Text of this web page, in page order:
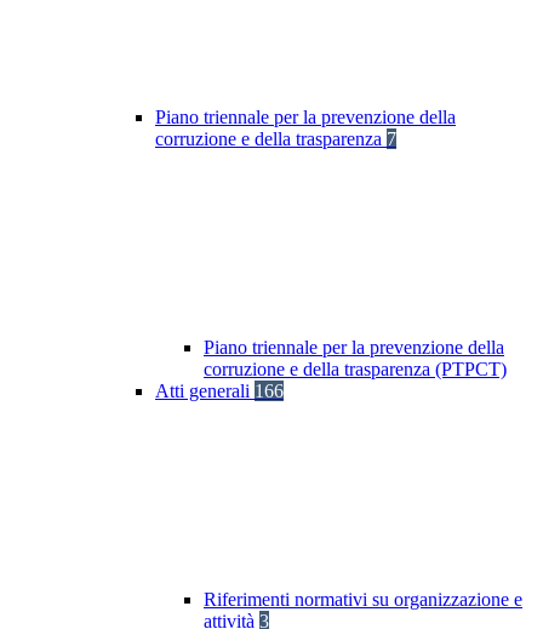
Piano triennale per la prevenzione della
corruzione e della trasparenza 7
Piano triennale per la prevenzione della
corruzione e della trasparenza (PTPCT)
Atti generali 166
Riferimenti normativi su organizzazione e
attività 3